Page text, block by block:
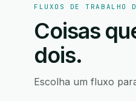
FLUXOS DE TRABALHO
Coisas
dois.
Escolha um fluxo